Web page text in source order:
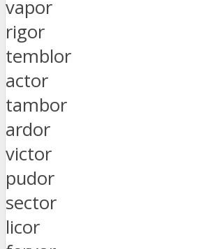
vapor
rigor
temblor
actor
tambor
ardor
victor
pudor
sector
licor